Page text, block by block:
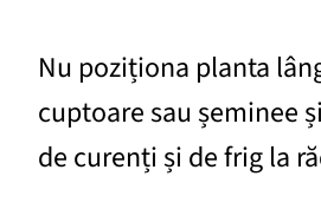
Nu poziționa planta
cuptoare sau șeminee
de curenți și de frig la